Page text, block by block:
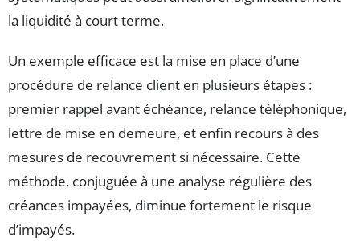
la liquidité à court terme.
Un exemple efficace est la mise en place d’une
procédure de relance client en plusieurs étapes :
premier rappel avant échéance, relance téléphonique,
lettre de mise en demeure, et enfin recours à des
mesures de recouvrement si nécessaire. Cette
méthode, conjuguée à une analyse régulière des
créances impayées, diminue fortement le risque
d’impayés.